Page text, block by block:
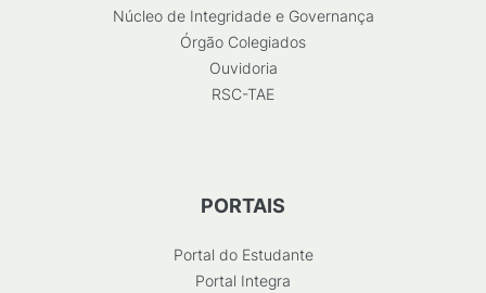
Núcleo de Integridade e Governança
Órgão Colegiados
Ouvidoria
RSC-TAE
PORTAIS
Portal do Estudante
Portal Integra